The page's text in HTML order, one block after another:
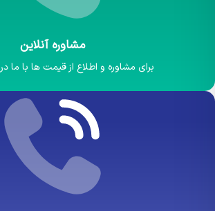
مشاوره آنلاین
برای مشاوره و اطلاع از قیمت ها با ما در